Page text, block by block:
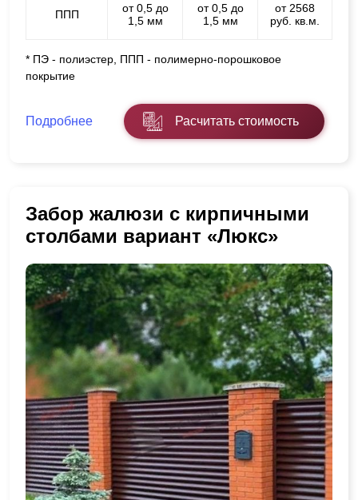
ППП
от 0,5 до
1,5 мм
от 0,5 до
1,5 мм
от 2568
руб. кв.м.
* ПЭ - полиэстер, ППП - полимерно-порошковое
покрытие
Подробнее Расчитать стоимость
Забор жалюзи с кирпичными
столбами вариант «Люкс»